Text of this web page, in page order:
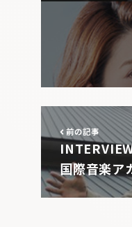
前の記事
国際音楽